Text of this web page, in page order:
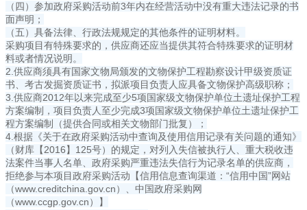
（四）参加政府采购活动前3年内在经营活动中没有重大违法记录的书
面声明；
（五）具备法律、行政法规规定的其他条件的证明材料。
采购项目有特殊要求的，供应商还应当提供其符合特殊要求的证明材
料或者情况说明。
2.供应商须具有国家文物局颁发的文物保护工程勘察设计甲级资质证
书、考古发掘资质证书，拟派项目负责人应具备文物保护高级职称；
3.供应商2012年以来完成至少5项国家级文物保护单位土遗址保护工程
方案编制，项目负责人至少完成3项国家级文物保护单位土遗址保护工
程方案编制（提供合同或相关文物部门批复）；
4.根据《关于在政府采购活动中查询及使用信用记录有关问题的通知》
（财库【2016】125号）的规定，对列入失信被执行人、重大税收违
法案件当事人名单、政府采购严重违法失信行为记录名单的供应商，
拒绝参与本项目政府采购活动【信用信息查询渠道：“信用中国”网站
（www.creditchina.gov.cn）、中国政府采购网
（www.ccgp.gov.cn）】